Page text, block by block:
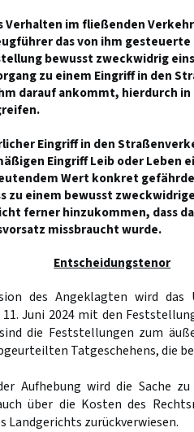
Verhalten im fließenden
das von ihm
bewusst zweckwidrig
zu einem Eingriff in den
darauf ankommt, hierdurch
Eingriff in den
Eingriff Leib oder Leben
Wert konkret
zu einem bewusst
ferner hinzukommen, dass
missbraucht wurde.
Entscheidungstenor
des Angeklagten wird das
Juni 2024 mit den
die Feststellungen zum
Tatgeschehens, die
Aufhebung wird die Sache
über die Kosten des
Landgerichts zurückverwiesen.